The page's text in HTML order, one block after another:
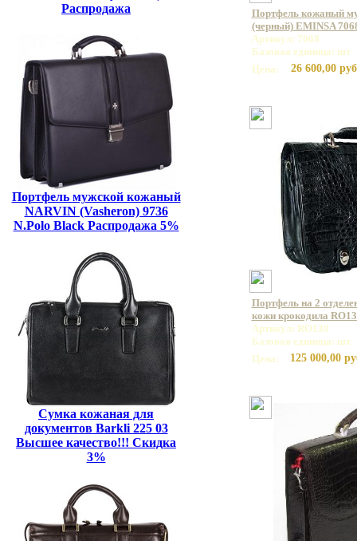
Распродажа
Портфель мужской кожаный
NARVIN (Vasheron) 9736
N.Polo Black Распродажа 5%
Сумка кожаная для
документов Barkli 225 03
Высшее качество!!! Скидка
3%
Портфель кожаный
(черный) EMINSA
Артикул: 7068
Базовая единица: шт
Цена:
26 600,00
Портфель на 2
кожи крокодила
Артикул: RO139
Базовая единица: шт
Цена:
125 000,00